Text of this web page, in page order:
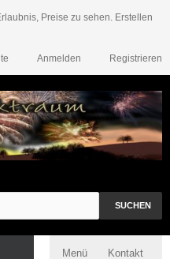
Preise zu sehen. Erstellen
Registrieren
Anmelden
SUCHEN
Menü Kontakt